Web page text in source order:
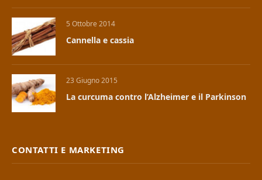
5 Ottobre 2014
Cannella e cassia
23 Giugno 2015
La curcuma contro l’Alzheimer e il Parkinson
CONTATTI E MARKETING